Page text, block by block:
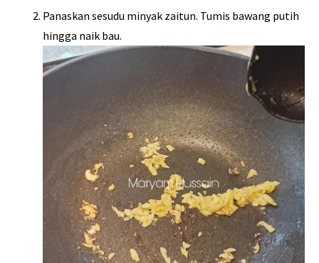
Panaskan sesudu minyak zaitun. Tumis bawang putih
hingga naik bau.